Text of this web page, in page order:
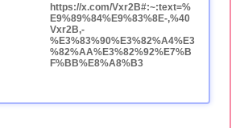
https://x.com/Vxr2B#:~:text=%
E9%89%84%E9%83%8E-,%40
Vxr2B,-
%E3%83%90%E3%82%A4%E3
%82%AA%E3%82%92%E7%B
F%BB%E8%A8%B3